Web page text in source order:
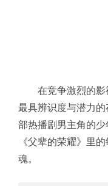
在竞争激烈的影
最具辨识度与潜力
部热播剧男主角的
《父辈的荣耀》里
魂。